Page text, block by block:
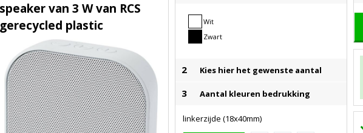
Wit
Zwart
2 Kies hier het gewenste aantal
3 Aantal kleuren bedrukking
linkerzijde (18x40mm)
speaker van 3 W van RCS
gerecycled plastic